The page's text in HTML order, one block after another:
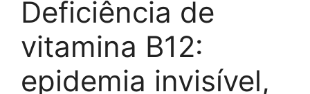
Deficiência de
vitamina B12:
epidemia invisível,